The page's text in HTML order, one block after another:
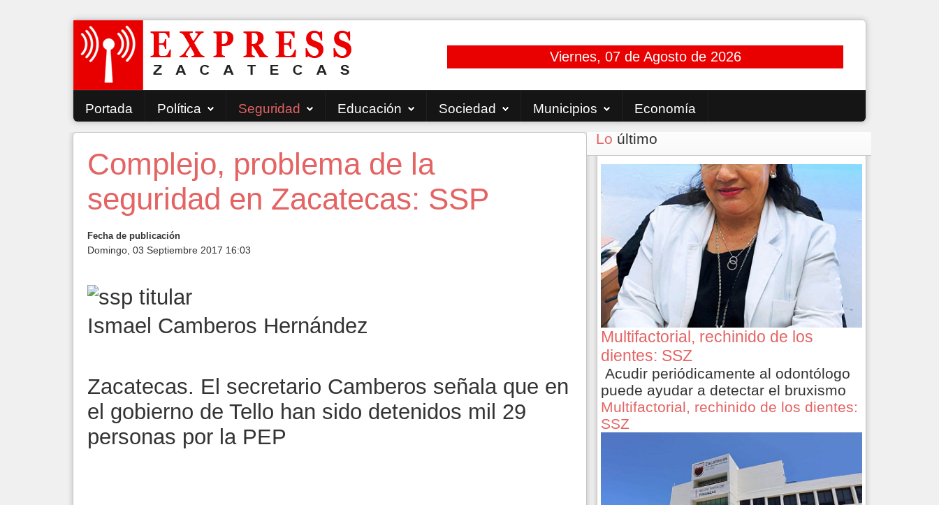
Viernes, 07 de Agosto de 2026
Portada Política Seguridad Educación Sociedad Municipios Economía
Complejo, problema de la
seguridad en Zacatecas: SSP
Fecha de publicación
Domingo, 03 Septiembre 2017 16:03
Ismael Camberos Hernández
Zacatecas. El secretario Camberos señala que en
el gobierno de Tello han sido detenidos mil 29
personas por la PEP
Lo último
Multifactorial, rechinido de los
dientes: SSZ
Acudir periódicamente al odontólogo
puede ayudar a detectar el bruxismo
Multifactorial, rechinido de los dientes:
SSZ